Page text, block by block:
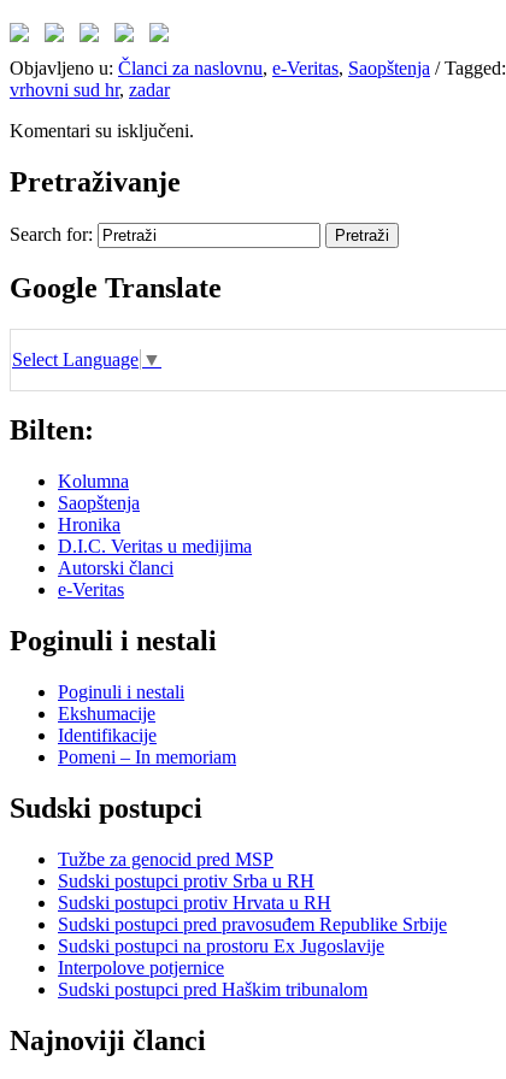
Objavljeno u: Članci za naslovnu, e-Veritas, Saopštenja /Tagged:
vrhovni sud hr, zadar
Komentari su isključeni.
Pretraživanje
Search for:
Google Translate
Select Language ▼
Bilten:
Kolumna
Saopštenja
Hronika
D.I.C. Veritas u medijima
Autorski članci
e-Veritas
Poginuli i nestali
Poginuli i nestali
Ekshumacije
Identifikacije
Pomeni – In memoriam
Sudski postupci
Tužbe za genocid pred MSP
Sudski postupci protiv Srba u RH
Sudski postupci protiv Hrvata u RH
Sudski postupci pred pravosuđem Republike Srbije
Sudski postupci na prostoru Ex Jugoslavije
Interpolove potjernice
Sudski postupci pred Haškim tribunalom
Najnoviji članci